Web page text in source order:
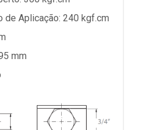
de Aplicação: 240 kgf.cm
mm